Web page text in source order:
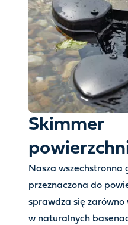
Skimmer
Nasza wszechstronna
przeznaczona do
sprawdza się
w naturalnych